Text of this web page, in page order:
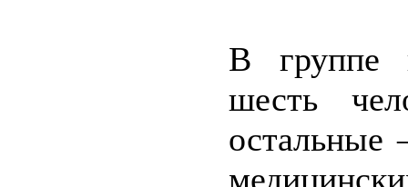
В группе
шесть
остальные